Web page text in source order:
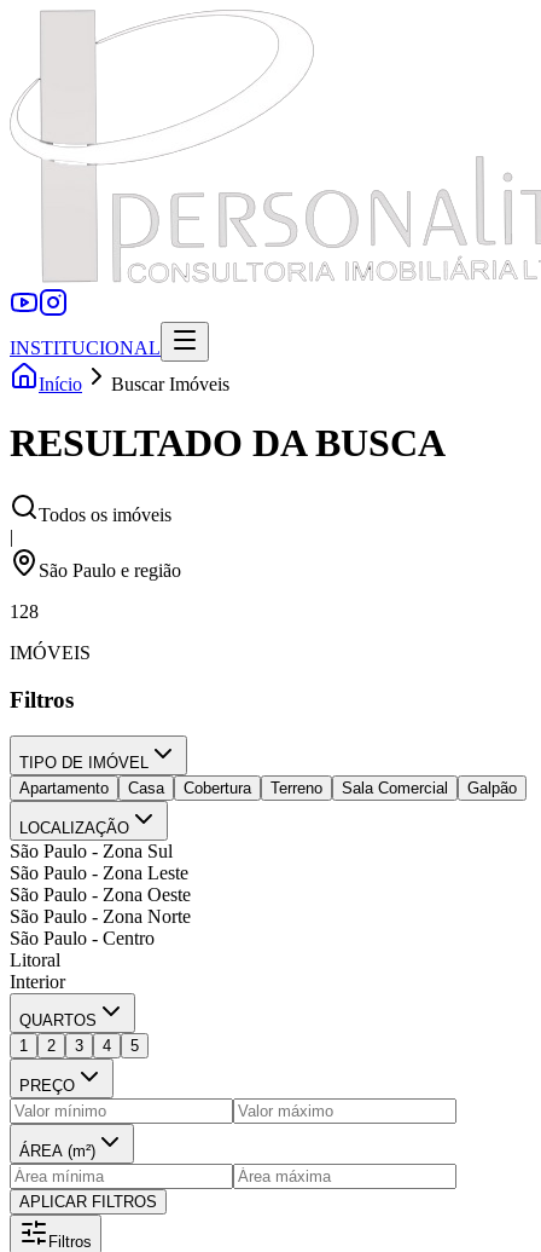
INSTITUCIONAL
Início
Buscar Imóveis
RESULTADO DA BUSCA
Todos os imóveis
|
São Paulo e região
128
IMÓVEIS
Filtros
TIPO DE IMÓVEL
Apartamento
Casa Cobertura Terreno Sala Comercial Galpão
LOCALIZAÇÃO
São Paulo - Zona Sul
São Paulo - Zona Leste
São Paulo - Zona Oeste
São Paulo - Zona Norte
São Paulo - Centro
Litoral
Interior
QUARTOS
1
2 3 4 5
PREÇO
ÁREA (m²)
APLICAR FILTROS
Filtros